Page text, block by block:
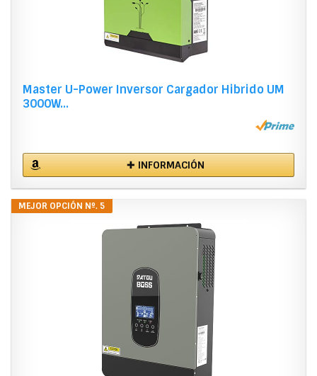
Master U-Power Inversor Cargador Hibrido UM
3000W...
✚ INFORMACIÓN
MEJOR OPCIÓN Nº. 5